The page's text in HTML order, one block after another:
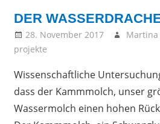
DER
28. November 2017 Martina
projekte
Wissenschaftliche
dass der Kammmolch, unser
Wassermolch einen hohen